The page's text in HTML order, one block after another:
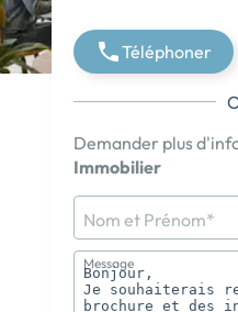
Téléphoner
Demander plus
Immobilier
Nom et Prénom*
Message